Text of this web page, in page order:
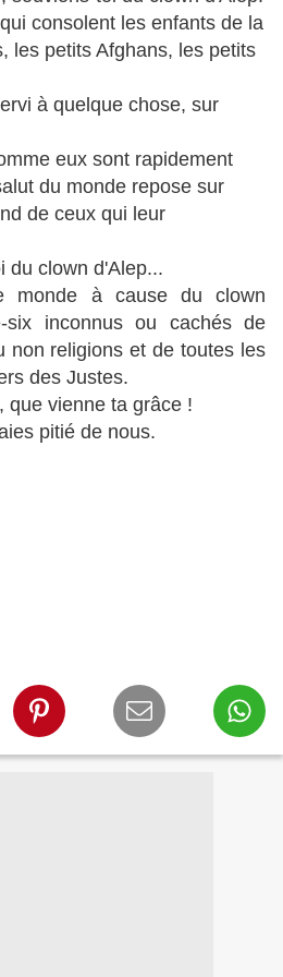
consolent les enfants de la
les petits Afghans, les petits
à quelque chose, sur
eux sont rapidement
du monde repose sur
de ceux qui leur
du clown d'Alep...
monde à cause du clown
six inconnus ou cachés de
non religions et de toutes les
des Justes.
que vienne ta grâce !
pitié de nous.